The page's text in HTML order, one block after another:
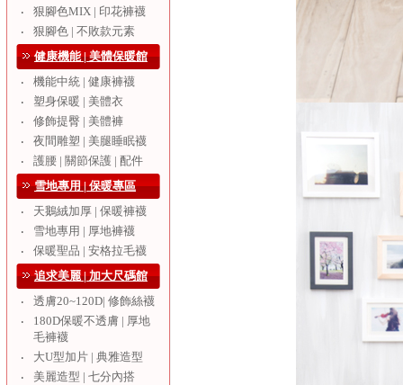
‧
狠腳色MIX | 印花褲襪
‧
狠腳色 | 不敗款元素
健康機能 | 美體保暖館
‧
機能中統 | 健康褲襪
‧
塑身保暖 | 美體衣
‧
修飾提臀 | 美體褲
‧
夜間雕塑 | 美腿睡眠襪
‧
護腰 | 關節保護 | 配件
雪地專用 | 保暖專區
‧
天鵝絨加厚 | 保暖褲襪
‧
雪地專用 | 厚地褲襪
‧
保暖聖品 | 安格拉毛襪
追求美麗 | 加大尺碼館
‧
透膚20~120D| 修飾絲襪
‧
180D保暖不透膚 | 厚地
毛褲襪
‧
大U型加片 | 典雅造型
‧
美麗造型 | 七分內搭